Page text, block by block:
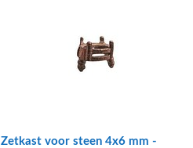
Zetkast voor steen 4x6 mm -